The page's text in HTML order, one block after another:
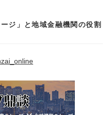
ジ」と地域金融機関の役割